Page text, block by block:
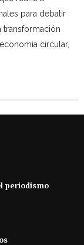
para debatir
transformación
circular,
periodismo